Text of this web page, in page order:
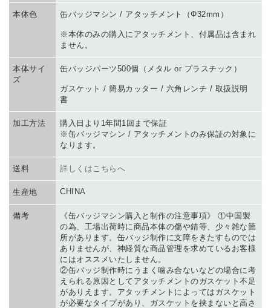
本体色 缶バッジマシン / アタッチメント（Φ32mm）
※本体のみの購入にアタッチメント、付属品は含まれ
ません。
本体サイ
ズ
缶バッジパーツ500個（メタル or プラスチック）
ガスケット / 簡易カッター / 六角レンチ / 取扱説明
書
加工方法
購入日より1年間1回まで保証
※缶バッジマシン / アタッチメントのみ保証の対象に
なります。
送料 詳しくはこちらへ
生産地 CHINA
備考
《缶バッジマシン購入と制作の注意事項》 ①中国製
の為、工場出荷時に商品本体の傷や錆等、少々雑な箇
所があります。缶バッジ制作に支障をきたすものでは
ありませんが、神経質な商品管理を求めているお客様
にはオススメいたしません。
②缶バッジ制作時にうまく噛み合ないなどの場合に考
えられる原因としてアタッチメントのガスケット不足
がありえます。アタッチメントによってはガスケット
が必要なタイプがあり、ガスケットを挟まないと高さ